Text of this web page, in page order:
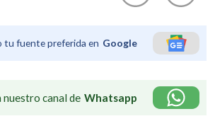
tu fuente preferida en Google
nuestro canal de Whatsapp